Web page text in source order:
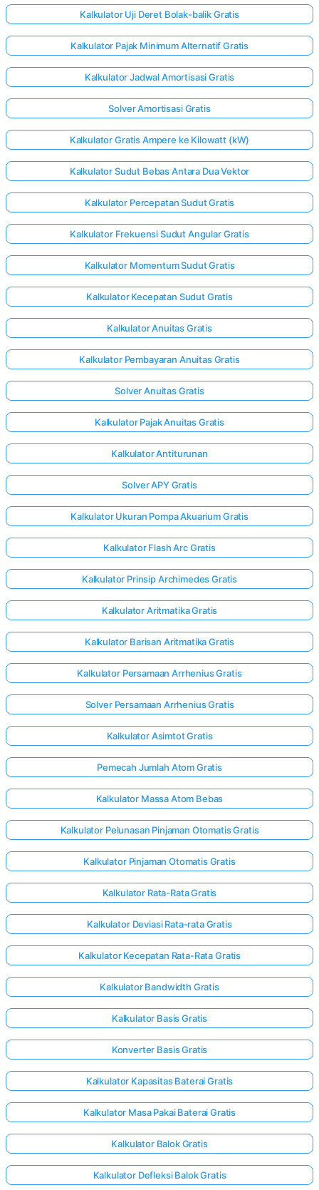
Kalkulator Uji Deret Bolak-balik Gratis
Kalkulator Pajak Minimum Alternatif Gratis
Kalkulator Jadwal Amortisasi Gratis
Solver Amortisasi Gratis
Kalkulator Gratis Ampere ke Kilowatt (kW)
Kalkulator Sudut Bebas Antara Dua Vektor
Kalkulator Percepatan Sudut Gratis
Kalkulator Frekuensi Sudut Angular Gratis
Kalkulator Momentum Sudut Gratis
Kalkulator Kecepatan Sudut Gratis
Kalkulator Anuitas Gratis
Kalkulator Pembayaran Anuitas Gratis
Solver Anuitas Gratis
Kalkulator Pajak Anuitas Gratis
Kalkulator Antiturunan
Solver APY Gratis
Kalkulator Ukuran Pompa Akuarium Gratis
Kalkulator Flash Arc Gratis
Kalkulator Prinsip Archimedes Gratis
Kalkulator Aritmatika Gratis
Kalkulator Barisan Aritmatika Gratis
Kalkulator Persamaan Arrhenius Gratis
Solver Persamaan Arrhenius Gratis
Kalkulator Asimtot Gratis
Pemecah Jumlah Atom Gratis
Kalkulator Massa Atom Bebas
Kalkulator Pelunasan Pinjaman Otomatis Gratis
Kalkulator Pinjaman Otomatis Gratis
Kalkulator Rata-Rata Gratis
Kalkulator Deviasi Rata-rata Gratis
Kalkulator Kecepatan Rata-Rata Gratis
Kalkulator Bandwidth Gratis
Kalkulator Basis Gratis
Konverter Basis Gratis
Kalkulator Kapasitas Baterai Gratis
Kalkulator Masa Pakai Baterai Gratis
Kalkulator Balok Gratis
Kalkulator Defleksi Balok Gratis